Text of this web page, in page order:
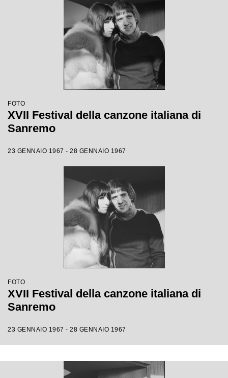
FOTO
XVII Festival della canzone italiana di
Sanremo
23 GENNAIO 1967 - 28 GENNAIO 1967
FOTO
XVII Festival della canzone italiana di
Sanremo
23 GENNAIO 1967 - 28 GENNAIO 1967